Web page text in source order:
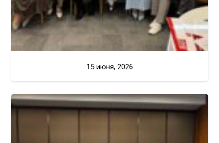
15 июня, 2026